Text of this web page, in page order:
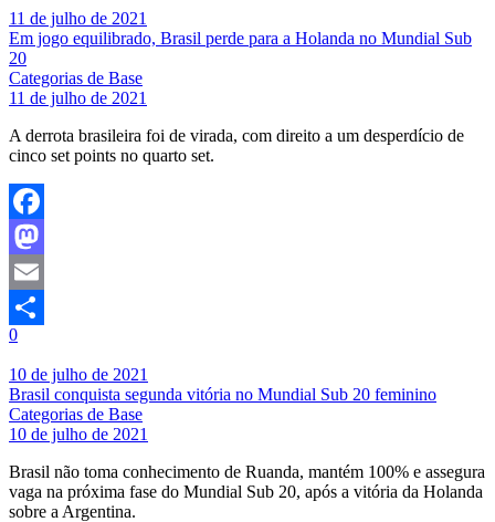
11 de julho de 2021
Em jogo equilibrado, Brasil perde para a Holanda no Mundial Sub
20
Categorias de Base
11 de julho de 2021
A derrota brasileira foi de virada, com direito a um desperdício de
cinco set points no quarto set.
Facebook
Mastodon
Email
Share
0
10 de julho de 2021
Brasil conquista segunda vitória no Mundial Sub 20 feminino
Categorias de Base
10 de julho de 2021
Brasil não toma conhecimento de Ruanda, mantém 100% e assegura
vaga na próxima fase do Mundial Sub 20, após a vitória da Holanda
sobre a Argentina.